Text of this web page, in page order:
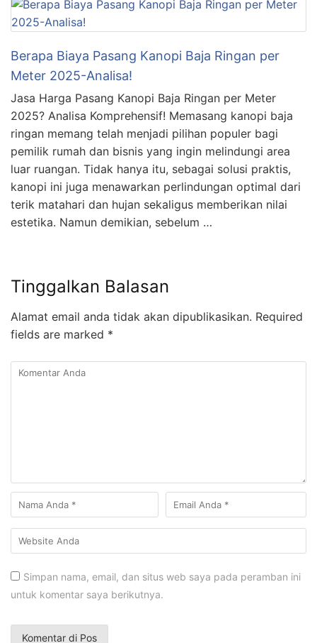
Berapa Biaya Pasang Kanopi Baja Ringan per
Meter 2025-Analisa!
Jasa Harga Pasang Kanopi Baja Ringan per Meter
2025? Analisa Komprehensif! Memasang kanopi baja
ringan memang telah menjadi pilihan populer bagi
pemilik rumah dan bisnis yang ingin melindungi area
luar ruangan. Tidak hanya itu, sebagai solusi praktis,
kanopi ini juga menawarkan perlindungan optimal dari
terik matahari dan hujan sekaligus memberikan nilai
estetika. Namun demikian, sebelum …
Tinggalkan Balasan
Alamat email anda tidak akan dipublikasikan. Required
fields are marked *
Simpan nama, email, dan situs web saya pada peramban ini
untuk komentar saya berikutnya.